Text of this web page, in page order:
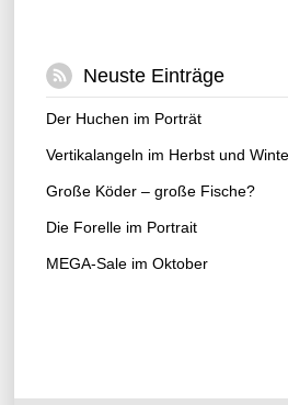
Neuste Einträge
Der Huchen im Porträt
Vertikalangeln im Herbst und
Große Köder – große Fische?
Die Forelle im Portrait
MEGA-Sale im Oktober